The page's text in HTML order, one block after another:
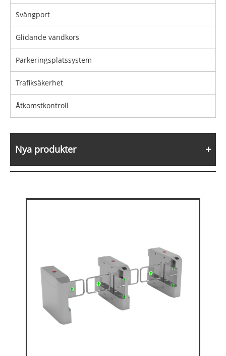
Svängport
Glidande vändkors
Parkeringsplatssystem
Trafiksäkerhet
Åtkomstkontroll
Nya produkter